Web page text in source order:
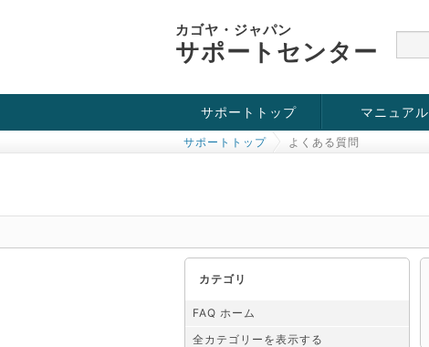
カゴヤ・ジャパン
サポートセンター
サポートトップ
お役立ち情報
チュートリアル
障害・メンテナンス情報
マニュアル
サポートトップ よくある質問
カテゴリ
FAQ ホーム
全カテゴリーを表示する